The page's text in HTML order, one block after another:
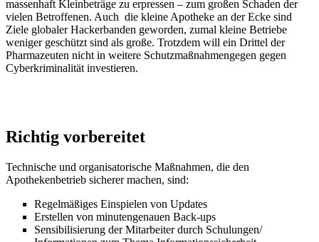
massenhaft Kleinbeträge zu erpressen – zum großen Schaden der
vielen Betroffenen. Auch die kleine Apotheke an der Ecke sind
Ziele globaler Hackerbanden geworden, zumal kleine Betriebe
weniger geschützt sind als große. Trotzdem will ein Drittel der
Pharmazeuten nicht in weitere Schutzmaßnahmengegen gegen
Cyberkriminalität investieren.
Richtig vorbereitet
Technische und organisatorische Maßnahmen, die den
Apothekenbetrieb sicherer machen, sind:
Regelmäßiges Einspielen von Updates
Erstellen von minutengenauen Back-ups
Sensibilisierung der Mitarbeiter durch Schulungen/